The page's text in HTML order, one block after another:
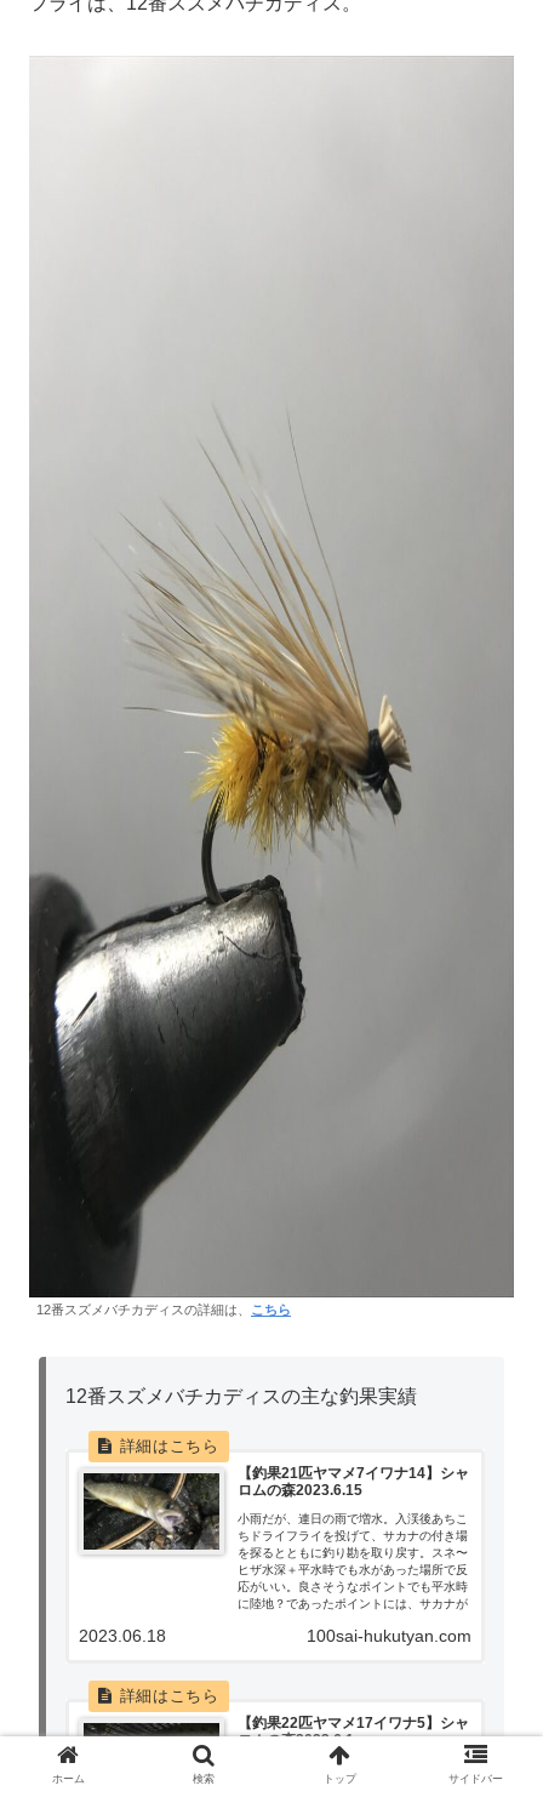
12番スズメバチカディスの詳細は、 こちら
12番スズメバチカディスの主な釣果実績
【釣果21匹ヤマメ7イワナ14】シャ
ロムの森2023.6.15
小雨だが、連日の雨で増水。入渓後あちこ
ちドライフライを投げて、サカナの付き場
を探るとともに釣り勘を取り戻す。スネ〜
ヒザ水深＋平水時でも水があった場所で反
応がいい。良さそうなポイントでも平水時
に陸地？であったポイントには、サカナが
100sai-hukutyan.com
2023.06.18
【釣果22匹ヤマメ17イワナ5】シャ
ロムの森2023.6.1
増水なので、ティペットを3ftほど長くし
た。フッキングが甘くなり、ネット直前で
ホーム 検索 トップ サイドバー